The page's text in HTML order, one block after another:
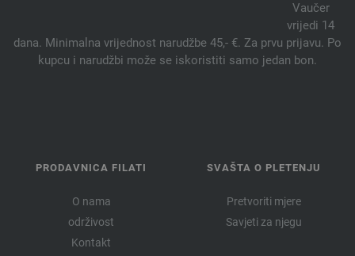
Vaučer
vrijedi 14
dana. Minimalna vrijednost narudžbe 45,- €. Za prvu prijavu. Po
kupcu i narudžbi može se iskoristiti samo jedan bon.
PRODAVNICA FILATI
O nama
održivost
Kontakt
SVAŠTA O PLETENJU
Pretvoriti mjere
Savjeti za njegu